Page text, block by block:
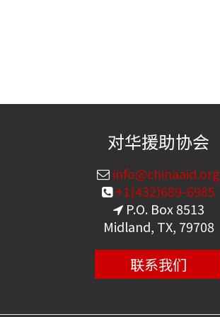
对华援助协会
info@chinaaid.org
+1(432)689-6985
P.O. Box 8513
Midland, TX, 79708
联系我们